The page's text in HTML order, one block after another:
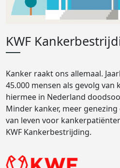
KWF
Kanker raakt ons allemaal.
45.000 mensen als gevolg van
hiermee in Nederland
Minder kanker, meer
van leven voor
KWF Kankerbestrijding.